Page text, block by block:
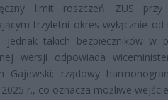
limit roszczeń ZUS
trzyletni okres wyłącznie
jednak takich bezpieczników w
wersji odpowiada
Gajewski; rządowy
r., co oznacza możliwe